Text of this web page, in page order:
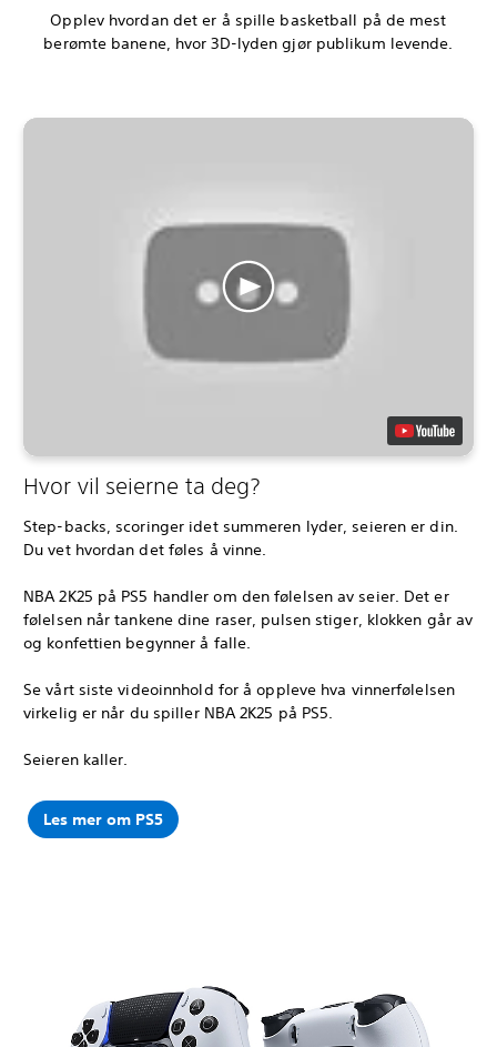
Opplev hvordan det er å spille basketball på de mest
berømte banene, hvor 3D-lyden gjør publikum levende.
Hvor vil seierne ta deg?
Step-backs, scoringer idet summeren lyder, seieren er din.
Du vet hvordan det føles å vinne.
NBA 2K25 på PS5 handler om den følelsen av seier. Det er
følelsen når tankene dine raser, pulsen stiger, klokken går av
og konfettien begynner å falle.
Se vårt siste videoinnhold for å oppleve hva vinnerfølelsen
virkelig er når du spiller NBA 2K25 på PS5.
Seieren kaller.
Les mer om PS5